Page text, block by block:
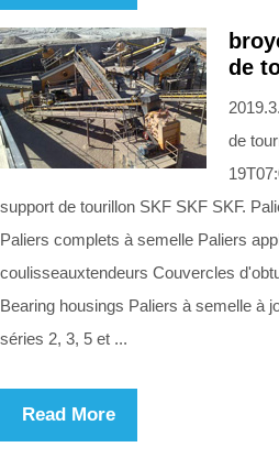
de
de
support de tourillon SKF SKF SKF.
Paliers complets à semelle Paliers
coulisseauxtendeurs Couvercles
Bearing housings Paliers à semelle à
séries 2, 3, 5 et ...
Read More